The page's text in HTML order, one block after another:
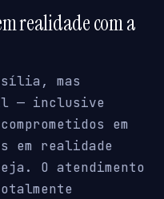
realidade com a
mas
— inclusive
em
em realidade
O atendimento